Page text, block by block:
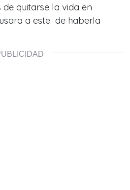
quitarse la vida en
a este de haberla